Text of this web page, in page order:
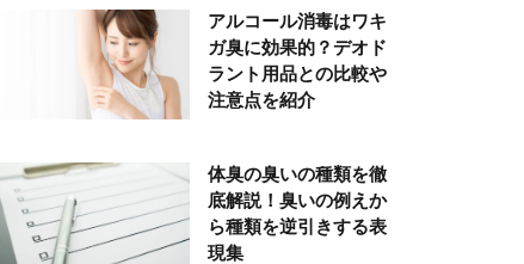
アルコール消毒はワキ
ガ臭に効果的？デオド
ラント用品との比較や
注意点を紹介
体臭の臭いの種類を徹
底解説！臭いの例えか
ら種類を逆引きする表
現集